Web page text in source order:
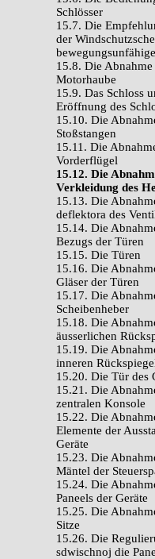
Schlösser
15.7. Die
der
15.8. Die
Motorhaube
15.9. Das Schloss
Eröffnung des
15.10. Die
Stoßstangen
15.11. Die
Vorderflügel
15.12. Die
Verkleidung des
15.13. Die
deflektora des
15.14. Die
Bezugs der Türen
15.15. Die Türen
15.16. Die
Gläser der Türen
15.17. Die
Scheibenheber
15.18. Die
äusserlichen
15.19. Die
inneren
15.20. Die Tür des
15.21. Die
zentralen Konsole
15.22. Die
Elemente der
Geräte
15.23. Die
Mäntel der
15.24. Die
Paneels der Geräte
15.25. Die
Sitze
15.26. Die
sdwischnoj die